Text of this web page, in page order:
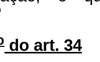
do art. 34